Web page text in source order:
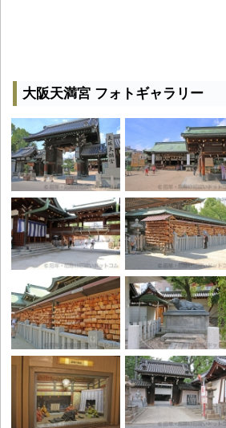
大阪天満宮 フォトギャラリー